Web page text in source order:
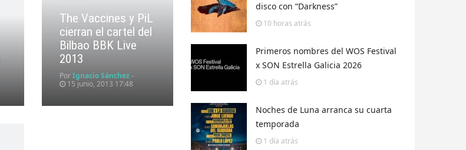
The Vaccines y PiL
cierran el cartel del
Bilbao BBK Live
2013
PorIgnacio Sánchez-
15 junio, 2013 17:48
disco con “Darkness”
10 horas atrás
Primeros nombres del WOS Festival
x SON Estrella Galicia 2026
1 día atrás
Noches de Luna arranca su cuarta
temporada
1 día atrás